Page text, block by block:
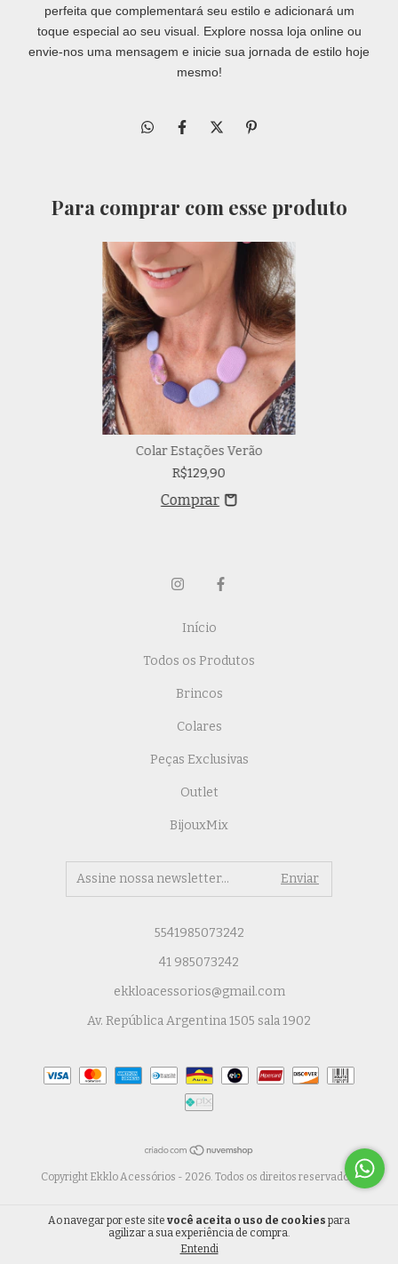
Ao navegar por este site você aceita o uso de cookies para
agilizar a sua experiência de compra.
Entendi
perfeita que complementará seu estilo e adicionará um
toque especial ao seu visual. Explore nossa loja online ou
envie-nos uma mensagem e inicie sua jornada de estilo hoje
mesmo!
Para comprar com esse produto
Colar Estações Verão
R$129,90
Início
Todos os Produtos
Brincos
Colares
Peças Exclusivas
Outlet
BijouxMix
5541985073242
41 985073242
ekkloacessorios@gmail.com
Av. República Argentina 1505 sala 1902
Copyright Ekklo Acessórios - 2026. Todos os direitos reservados.